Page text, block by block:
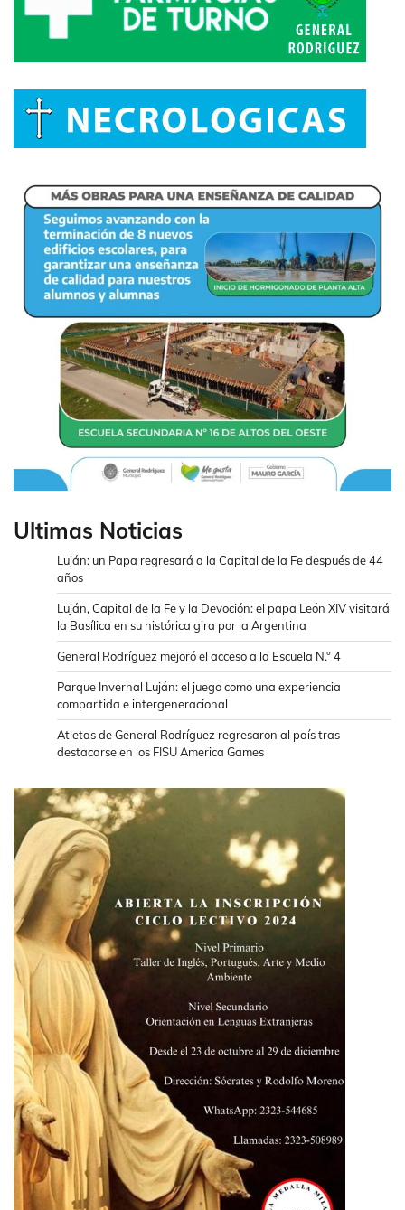
Ultimas Noticias
Luján: un Papa regresará a la Capital de la Fe después de 44
años
Luján, Capital de la Fe y la Devoción: el papa León XIV visitará
la Basílica en su histórica gira por la Argentina
General Rodríguez mejoró el acceso a la Escuela N.° 4
Parque Invernal Luján: el juego como una experiencia
compartida e intergeneracional
Atletas de General Rodríguez regresaron al país tras
destacarse en los FISU America Games